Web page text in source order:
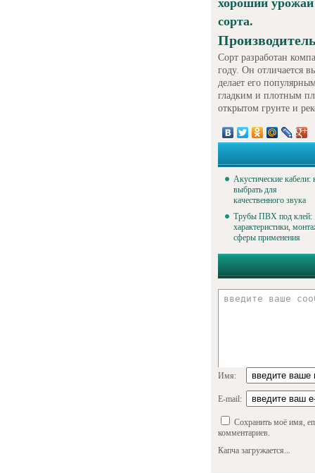
хороший
сорта.
Сорт разработан
году. Он отличается
делает его
гладким и плотным
открытом грунте и
Акустические кабели:
выбрать для
качественного звука
Трубы ПВХ под клей:
характеристики,
сферы применения
Имя:
E-mail:
Сохранить моё имя,
комментариев.
Капча загружается...